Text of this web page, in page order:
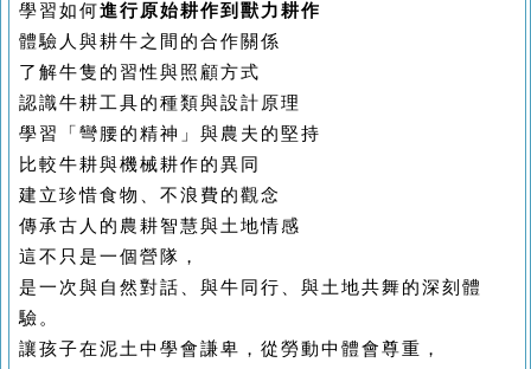
學習如何進行原始耕作到獸力耕作
體驗人與耕牛之間的合作關係
了解牛隻的習性與照顧方式
認識牛耕工具的種類與設計原理
學習「彎腰的精神」與農夫的堅持
比較牛耕與機械耕作的異同
建立珍惜食物、不浪費的觀念
傳承古人的農耕智慧與土地情感
這不只是一個營隊，
是一次與自然對話、與牛同行、與土地共舞的深刻體
驗。
讓孩子在泥土中學會謙卑，從勞動中體會尊重，